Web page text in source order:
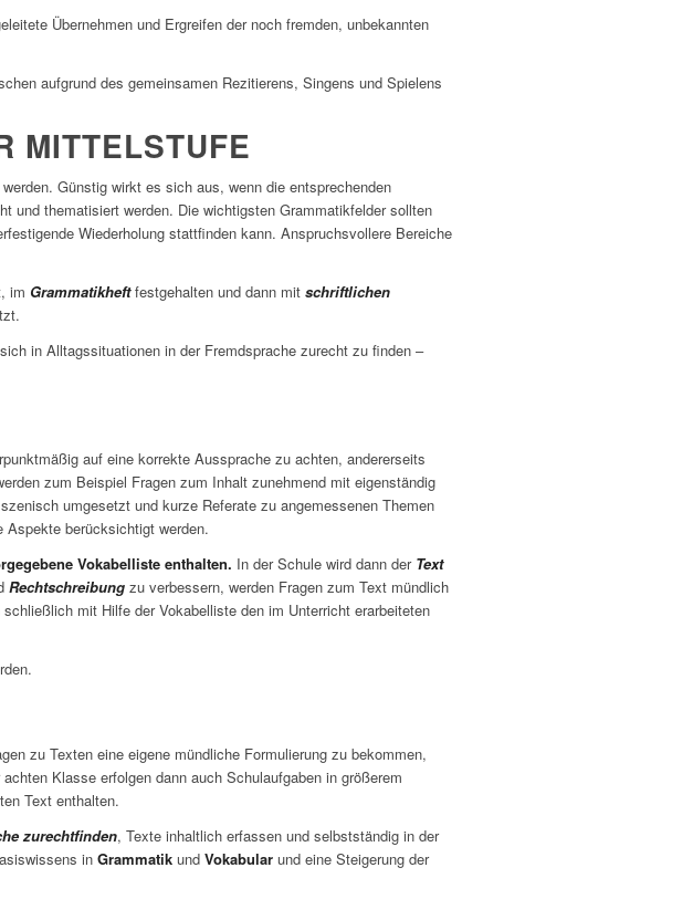
Übernehmen und Ergreifen der noch fremden, unbekannten
aufgrund des gemeinsamen Rezitierens, Singens und Spielens
MITTELSTUFE
Günstig wirkt es sich aus, wenn die entsprechenden
und thematisiert werden. Die wichtigsten Grammatikfelder sollten
Wiederholung stattﬁnden kann. Anspruchsvollere Bereiche
im Grammatikheftfestgehalten und dann mit schriftlichen
in Alltagssituationen in der Fremdsprache zurecht zu ﬁnden –
auf eine korrekte Aussprache zu achten, andererseits
zum Beispiel Fragen zum Inhalt zunehmend mit eigenständig
umgesetzt und kurze Referate zu angemessenen Themen
Aspekte berücksichtigt werden.
Vokabelliste enthalten. In der Schule wird dann der Text
Rechtschreibung zu verbessern, werden Fragen zum Text mündlich
mit Hilfe der Vokabelliste den im Unterricht erarbeiteten
überprüfen.
zu Texten eine eigene mündliche Formulierung zu bekommen,
Klasse erfolgen dann auch Schulaufgaben in größerem
Text enthalten.
zurechtfinden, Texte inhaltlich erfassen und selbstständig in der
in Grammatik und Vokabular und eine Steigerung der